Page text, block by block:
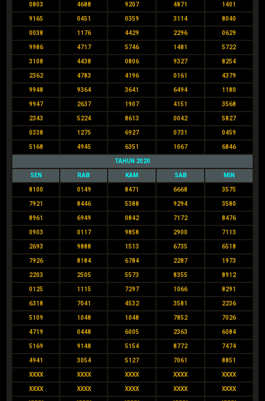
0803 4688 9207 4871 1401
9165 0451 0359 3114 8040
0038 1176 4429 2296 0629
9986 4717 5746 1481 5722
3108 4438 0806 9327 8254
2362 4783 4196 0161 4379
9948 9364 3641 6494 1180
9947 2637 1907 4151 3568
2343 5224 8613 0042 5827
0338 1275 6927 0731 0459
5168 4945 6351 1067 6846
TAHUN 2020
SEN RAB KAM SAB MIN
8100 0149 8471 6668 3575
7921 8446 5388 9294 3580
8961 6949 0842 7172 8476
0903 0117 9858 2900 7113
2693 9888 1513 6735 6518
7926 8184 6784 2287 1973
2203 2505 5573 8355 8912
0125 1115 7297 1066 8291
6318 7041 4532 3581 2236
5109 1048 1048 7852 7026
4719 0448 6005 2363 6084
5169 9148 5154 8772 7474
4941 3054 5127 7061 8851
XXXX XXXX XXXX XXXX XXXX
XXXX XXXX XXXX XXXX XXXX